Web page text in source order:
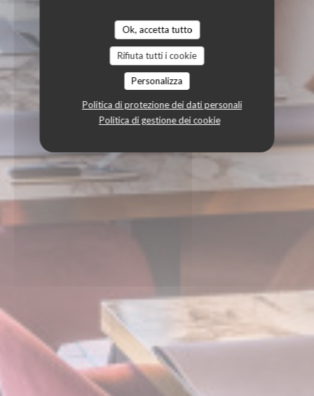
Ok, accetta tutto
Rifiuta tutti i cookie
Personalizza
Politica di protezione dei dati personali
Politica di gestione dei cookie